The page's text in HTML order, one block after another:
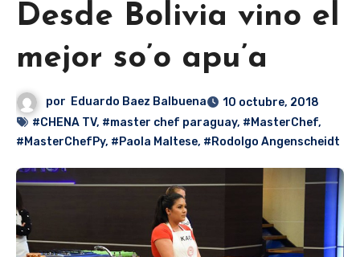
Desde Bolivia vino el
mejor so’o apu’a
por Eduardo Baez Balbuena
10 octubre, 2018
#CHENA TV, #master chef paraguay, #MasterChef,
#MasterChefPy, #Paola Maltese, #Rodolgo Angenscheidt